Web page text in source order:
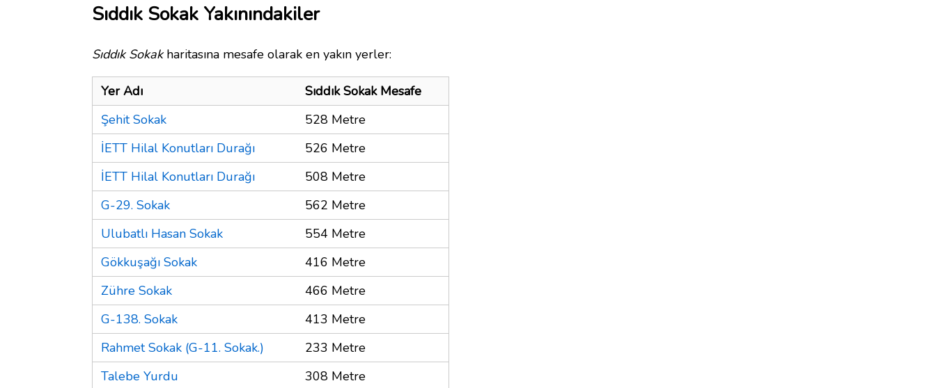
Sıddık Sokak Yakınındakiler
Sıddık Sokakharitasına mesafe olarak en yakın yerler:
Yer Adı
Sıddık Sokak Mesafe
Şehit Sokak
528 Metre
İETT Hilal Konutları Durağı
526 Metre
İETT Hilal Konutları Durağı
508 Metre
G-29. Sokak
562 Metre
Ulubatlı Hasan Sokak
554 Metre
Gökkuşağı Sokak
416 Metre
Zühre Sokak
466 Metre
G-138. Sokak
413 Metre
Rahmet Sokak (G-11. Sokak.)
233 Metre
Talebe Yurdu
308 Metre